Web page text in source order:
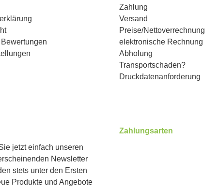
Zahlung
Versand
Preise/Nettoverrechnung
elektronische Rechnung
Abholung
Transportschaden?
Druckdatenanforderung
jetzt einfach unseren
Newsletter
stets unter den Ersten
Produkte und Angebote
Zahlungsarten